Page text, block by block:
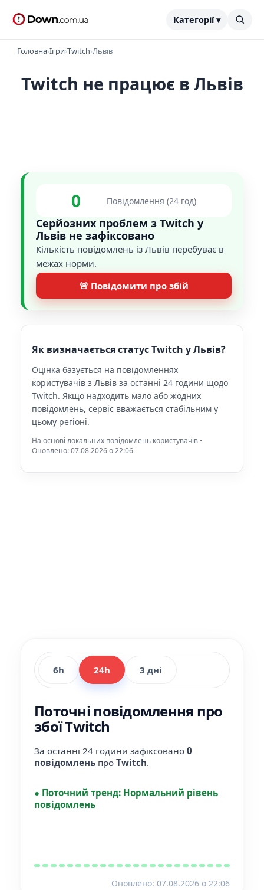
Категорії ▾
Головна›Ігри›Twitch›Львів
Twitch не працює в Львів
0 Повідомлення (24 год)
Серйозних проблем з Twitch у
Львів не зафіксовано
Кількість повідомлень із Львів перебуває в
межах норми.
🚨 Повідомити про збій
Як визначається статус Twitch у Львів?
Оцінка базується на повідомленнях
користувачів з Львів за останні 24 години щодо
Twitch. Якщо надходить мало або жодних
повідомлень, сервіс вважається стабільним у
цьому регіоні.
На основі локальних повідомлень користувачів •
Оновлено: 07.08.2026 o 22:06
6h 24h 3 дні
Поточні повідомлення про
збої Twitch
За останні 24 години зафіксовано 0
повідомлень про Twitch.
● Поточний тренд: Нормальний рівень
повідомлень
Оновлено: 07.08.2026 o 22:06